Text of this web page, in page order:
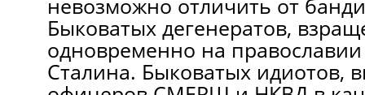
невозможно отличить от
Быковатых дегенератов,
одновременно на
Сталина. Быковатых идиотов,